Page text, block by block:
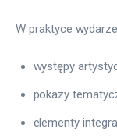
W praktyce
występy
pokazy
elementy